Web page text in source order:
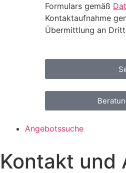
Formulars gemäß
Kontaktaufnahme
Übermittlung an
Angebotssuche
Kontakt und